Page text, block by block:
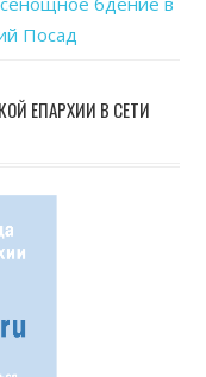
Посад
ЕПАРХИИ В СЕТИ